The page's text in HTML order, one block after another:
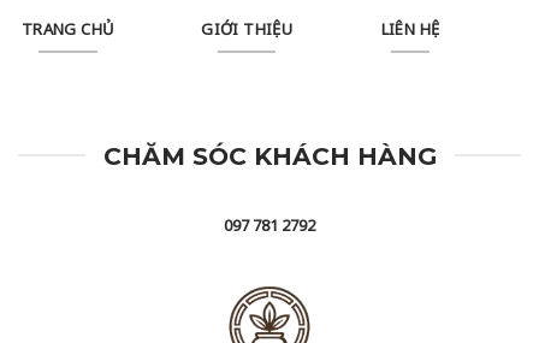
TRANG CHỦ GIỚI THIỆU LIÊN HỆ
CHĂM SÓC KHÁCH HÀNG
097 781 2792